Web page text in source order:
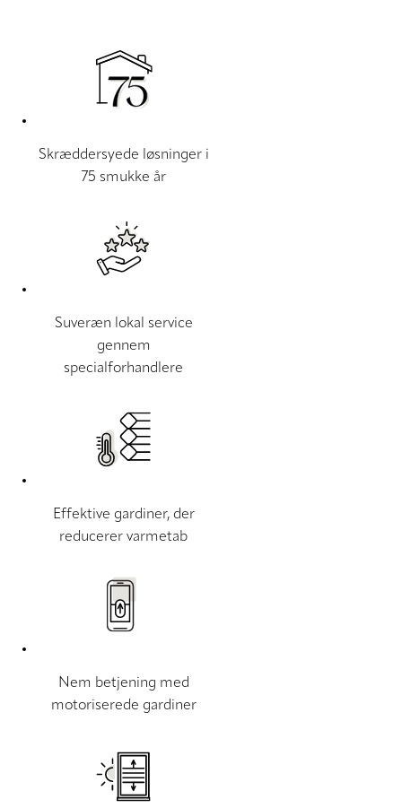
Skræddersyede løsninger i
75 smukke år
Suveræn lokal service
gennem
specialforhandlere
Effektive gardiner, der
reducerer varmetab
Nem betjening med
motoriserede gardiner